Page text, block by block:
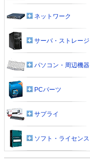
ネットワーク
サーバ・ストレージ
パソコン・周辺機器
PCパーツ
サプライ
ソフト・ライセンス